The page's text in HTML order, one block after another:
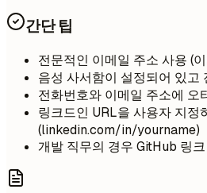
간단 팁
전문적인 이메일 주소 사용 (
음성 사서함이 설정되어 있고
전화번호와 이메일 주소에 오
링크드인 URL을 사용자 지정
(linkedin.com/in/yourname)
개발 직무의 경우 GitHub 링